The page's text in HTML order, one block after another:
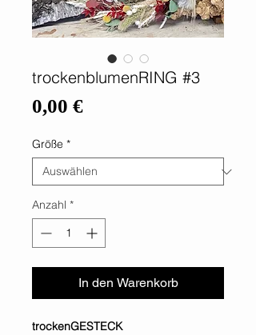
trockenblumenRING #3
0,00 €Preis
Größe *
Anzahl *
In den Warenkorb
trockenGESTECK